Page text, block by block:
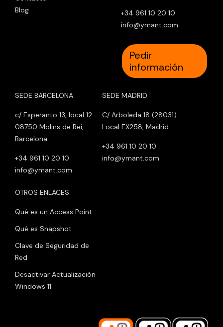
Blog
+34 961 10 20 10
info@ymant.com
Pedir
información
SEDE BARCELONA
c/ Esperanto 13, local 12
08750 Molins de Rei,
Barcelona
+34 961 10 20 10
info@ymant.com
SEDE MADRID
C/ Arboleda 18 (28031)
Local EX258, Madrid
+34 961 10 20 10
info@ymant.com
OTROS ENLACES
Qué es un Access Point
Qué es Snapshot
Clave de Seguridad de
Red
Desactivar Actualización
Windows 11